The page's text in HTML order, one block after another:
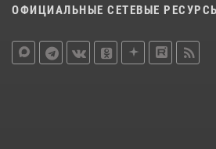
ОФИЦИАЛЬНЫЕ СЕТЕВЫЕ